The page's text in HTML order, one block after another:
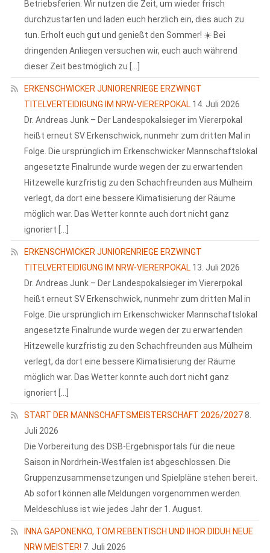
Betriebsferien. Wir nutzen die Zeit, um wieder frisch
durchzustarten und laden euch herzlich ein, dies auch zu
tun. Erholt euch gut und genießt den Sommer! ☀️ Bei
dringenden Anliegen versuchen wir, euch auch während
dieser Zeit bestmöglich zu […]
ERKENSCHWICKER JUNIORENRIEGE ERZWINGT
TITELVERTEIDIGUNG IM NRW-VIERERPOKAL 14. Juli 2026
Dr. Andreas Junk – Der Landespokalsieger im Viererpokal
heißt erneut SV Erkenschwick, nunmehr zum dritten Mal in
Folge. Die ursprünglich im Erkenschwicker Mannschaftslokal
angesetzte Finalrunde wurde wegen der zu erwartenden
Hitzewelle kurzfristig zu den Schachfreunden aus Mülheim
verlegt, da dort eine bessere Klimatisierung der Räume
möglich war. Das Wetter konnte auch dort nicht ganz
ignoriert […]
ERKENSCHWICKER JUNIORENRIEGE ERZWINGT
TITELVERTEIDIGUNG IM NRW-VIERERPOKAL 13. Juli 2026
Dr. Andreas Junk – Der Landespokalsieger im Viererpokal
heißt erneut SV Erkenschwick, nunmehr zum dritten Mal in
Folge. Die ursprünglich im Erkenschwicker Mannschaftslokal
angesetzte Finalrunde wurde wegen der zu erwartenden
Hitzewelle kurzfristig zu den Schachfreunden aus Mülheim
verlegt, da dort eine bessere Klimatisierung der Räume
möglich war. Das Wetter konnte auch dort nicht ganz
ignoriert […]
START DER MANNSCHAFTSMEISTERSCHAFT 2026/20278.
Juli 2026
Die Vorbereitung des DSB-Ergebnisportals für die neue
Saison in Nordrhein-Westfalen ist abgeschlossen. Die
Gruppenzusammensetzungen und Spielpläne stehen bereit.
Ab sofort können alle Meldungen vorgenommen werden.
Meldeschluss ist wie jedes Jahr der 1. August.
INNA GAPONENKO, TOM REBENTISCH UND IHOR DIDUH NEUE
NRW MEISTER! 7. Juli 2026